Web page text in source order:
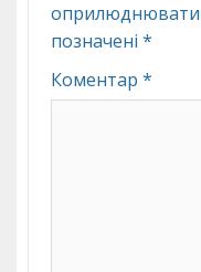
позначені *
Коментар *